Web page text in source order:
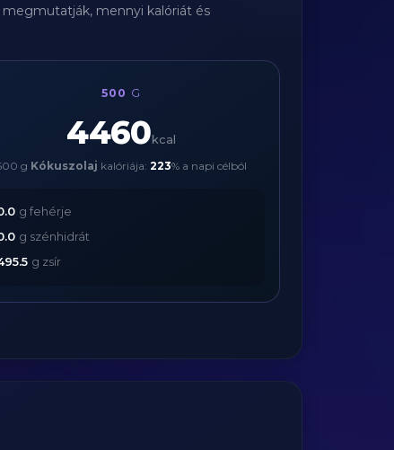
megmutatják, mennyi kalóriát és
500 G
4460 kcal
g Kókuszolaj kalóriája: 223% a napi célból
g fehérje
g szénhidrát
g zsír